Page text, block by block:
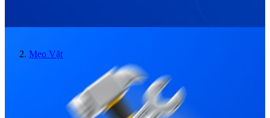
Mẹo Vặt